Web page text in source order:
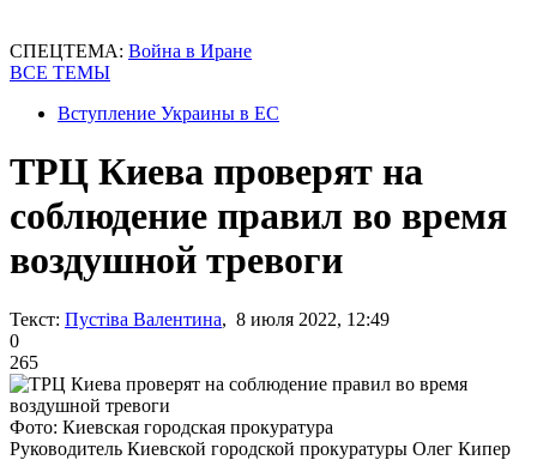
СПЕЦТЕМА: Война в Иране
ВСЕ ТЕМЫ
Вступление Украины в ЕС
ТРЦ Киева проверят на
соблюдение правил во время
воздушной тревоги
Текст: Пустіва Валентина, 8 июля 2022, 12:49
0
265
Фото: Киевская городская прокуратура
Руководитель Киевской городской прокуратуры Олег Кипер